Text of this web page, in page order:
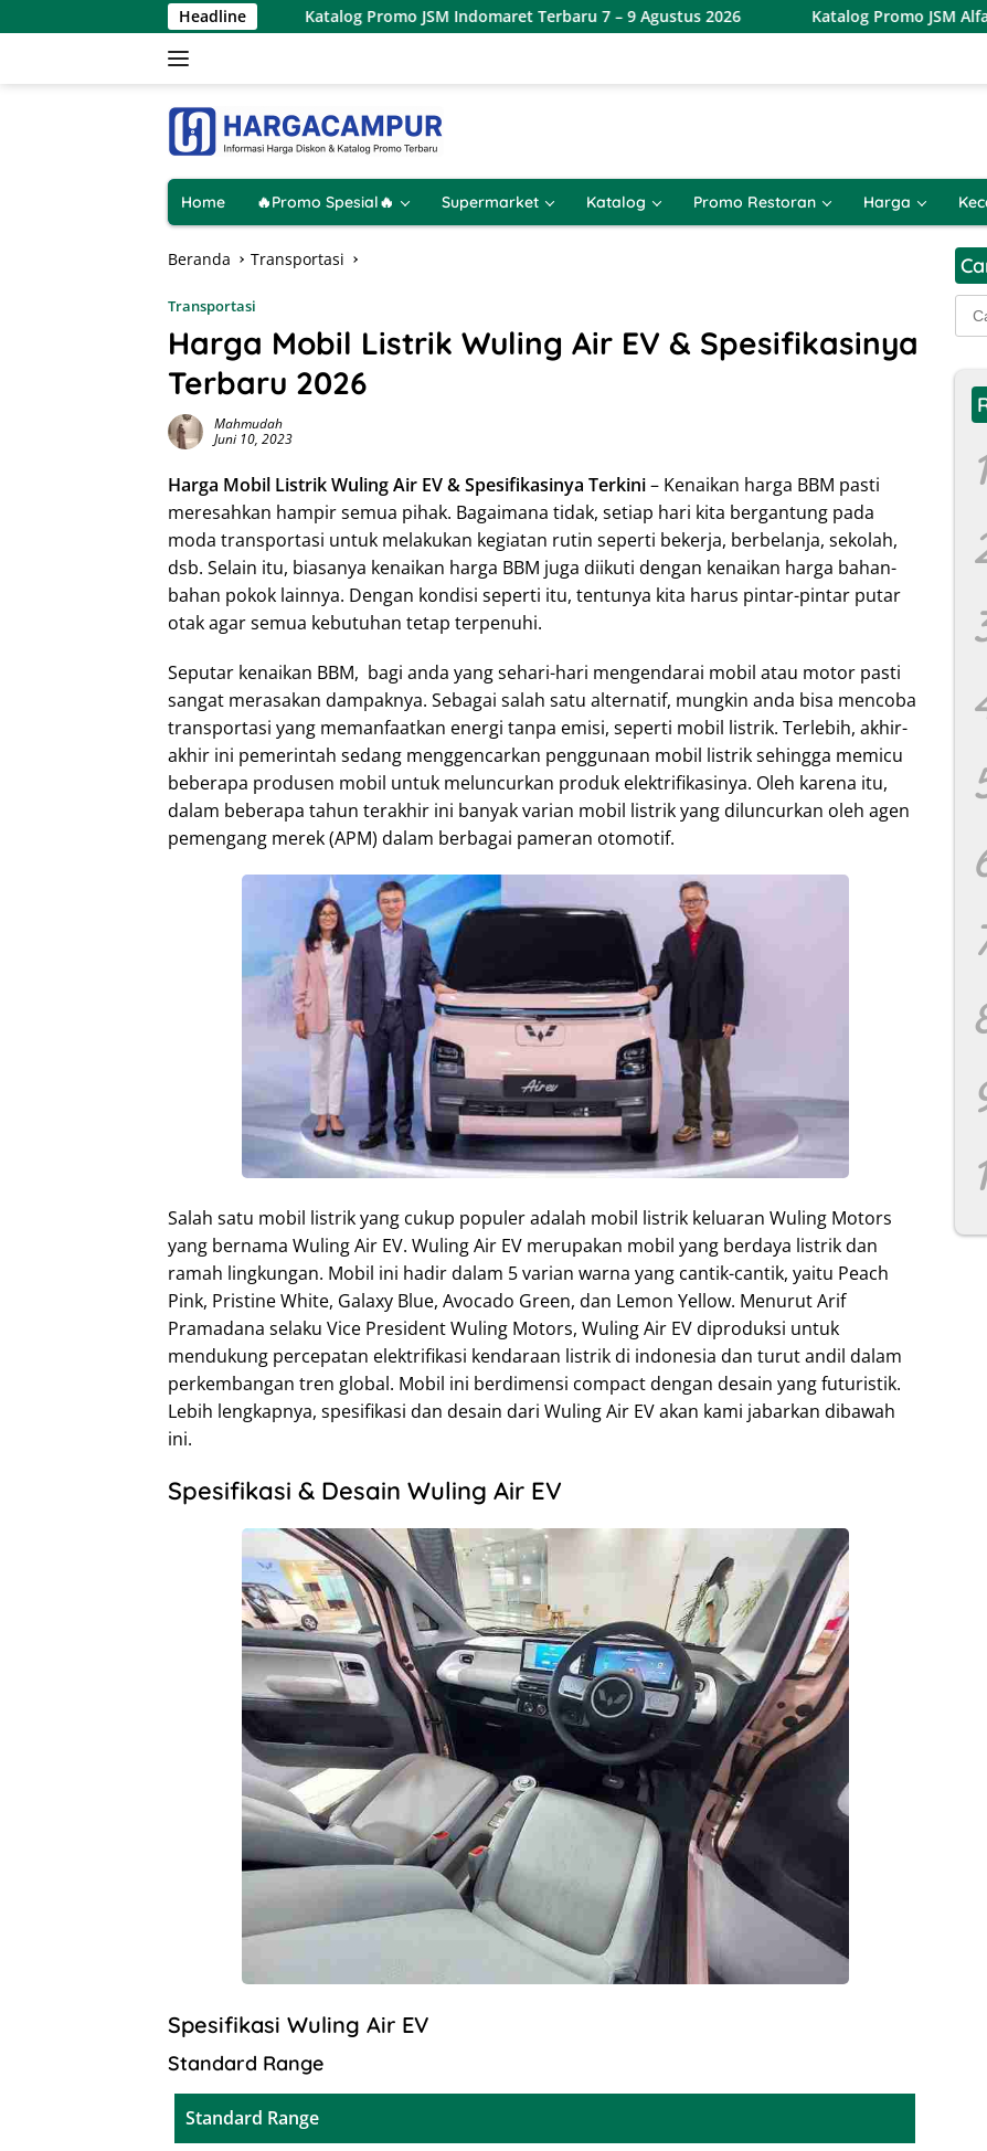
ke
Headline
Katalog Promo JSM Indomaret Terbaru 7 – 9 Agustus 2026 Katalog Promo JSM Alfamart
Home 🔥Promo Spesial🔥 Supermarket Katalog Promo Restoran Harga
Beranda Transportasi
Transportasi
Harga Mobil Listrik Wuling Air EV & Spesifikasinya
Terbaru 2026
Mahmudah
Juni 10, 2023
Harga Mobil Listrik Wuling Air EV & Spesifikasinya Terkini– Kenaikan harga BBM pasti
meresahkan hampir semua pihak. Bagaimana tidak, setiap hari kita bergantung pada
moda transportasi untuk melakukan kegiatan rutin seperti bekerja, berbelanja, sekolah,
dsb. Selain itu, biasanya kenaikan harga BBM juga diikuti dengan kenaikan harga bahan-
bahan pokok lainnya. Dengan kondisi seperti itu, tentunya kita harus pintar-pintar putar
otak agar semua kebutuhan tetap terpenuhi.
Seputar kenaikan BBM, bagi anda yang sehari-hari mengendarai mobil atau motor pasti
sangat merasakan dampaknya. Sebagai salah satu alternatif, mungkin anda bisa mencoba
transportasi yang memanfaatkan energi tanpa emisi, seperti mobil listrik. Terlebih, akhir-
akhir ini pemerintah sedang menggencarkan penggunaan mobil listrik sehingga memicu
beberapa produsen mobil untuk meluncurkan produk elektrifikasinya. Oleh karena itu,
dalam beberapa tahun terakhir ini banyak varian mobil listrik yang diluncurkan oleh agen
pemengang merek (APM) dalam berbagai pameran otomotif.
Salah satu mobil listrik yang cukup populer adalah mobil listrik keluaran Wuling Motors
yang bernama Wuling Air EV. Wuling Air EV merupakan mobil yang berdaya listrik dan
ramah lingkungan. Mobil ini hadir dalam 5 varian warna yang cantik-cantik, yaitu Peach
Pink, Pristine White, Galaxy Blue, Avocado Green, dan Lemon Yellow. Menurut Arif
Pramadana selaku Vice President Wuling Motors, Wuling Air EV diproduksi untuk
mendukung percepatan elektrifikasi kendaraan listrik di indonesia dan turut andil dalam
perkembangan tren global. Mobil ini berdimensi compact dengan desain yang futuristik.
Lebih lengkapnya, spesifikasi dan desain dari Wuling Air EV akan kami jabarkan dibawah
ini.
Spesifikasi & Desain Wuling Air EV
Spesifikasi Wuling Air EV
Standard Range
Standard Range
Cari